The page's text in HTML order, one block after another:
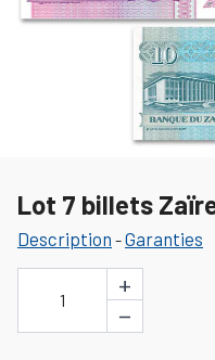
Lot 7 billets
Description -Garanties
1
+
−